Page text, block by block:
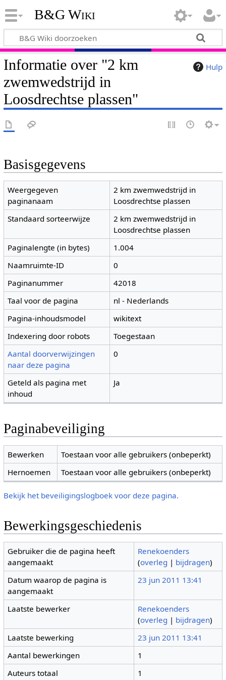
B&G Wiki
Hulp
Informatie over "2 km
zwemwedstrijd in
Loosdrechtse plassen"
Basisgegevens
Weergegeven
paginanaam
2 km zwemwedstrijd in
Loosdrechtse plassen
Standaard sorteerwijze
2 km zwemwedstrijd in
Loosdrechtse plassen
Paginalengte (in bytes)
1.004
Naamruimte-ID
0
Paginanummer
42018
Taal voor de pagina
nl - Nederlands
Pagina-inhoudsmodel
wikitext
Indexering door robots
Toegestaan
Aantal doorverwijzingen
naar deze pagina
0
Geteld als pagina met
inhoud
Ja
Paginabeveiliging
Bewerken
Toestaan voor alle gebruikers (onbeperkt)
Hernoemen
Toestaan voor alle gebruikers (onbeperkt)
Bekijk het beveiligingslogboek voor deze pagina.
Bewerkingsgeschiedenis
Gebruiker die de pagina heeft
aangemaakt
Renekoenders
(overleg | bijdragen)
Datum waarop de pagina is
aangemaakt
23 jun 2011 13:41
Laatste bewerker
Renekoenders
(overleg | bijdragen)
Laatste bewerking
23 jun 2011 13:41
Aantal bewerkingen
1
Auteurs totaal
1